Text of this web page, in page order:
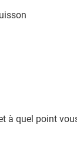
à quel point